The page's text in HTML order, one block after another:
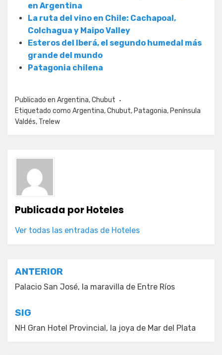
en Argentina
La ruta del vino en Chile: Cachapoal,
Colchagua y Maipo Valley
Esteros del Iberá, el segundo humedal más
grande del mundo
Patagonia chilena
Publicado en Argentina,Chubut
Etiquetado como Argentina,Chubut, Patagonia, Península
Valdés, Trelew
Publicada porHoteles
Ver todas las entradas de Hoteles
Navegación
de
entradas
ANTERIOR
Palacio San José, la maravilla de Entre Ríos
SIG
NH Gran Hotel Provincial, la joya de Mar del Plata